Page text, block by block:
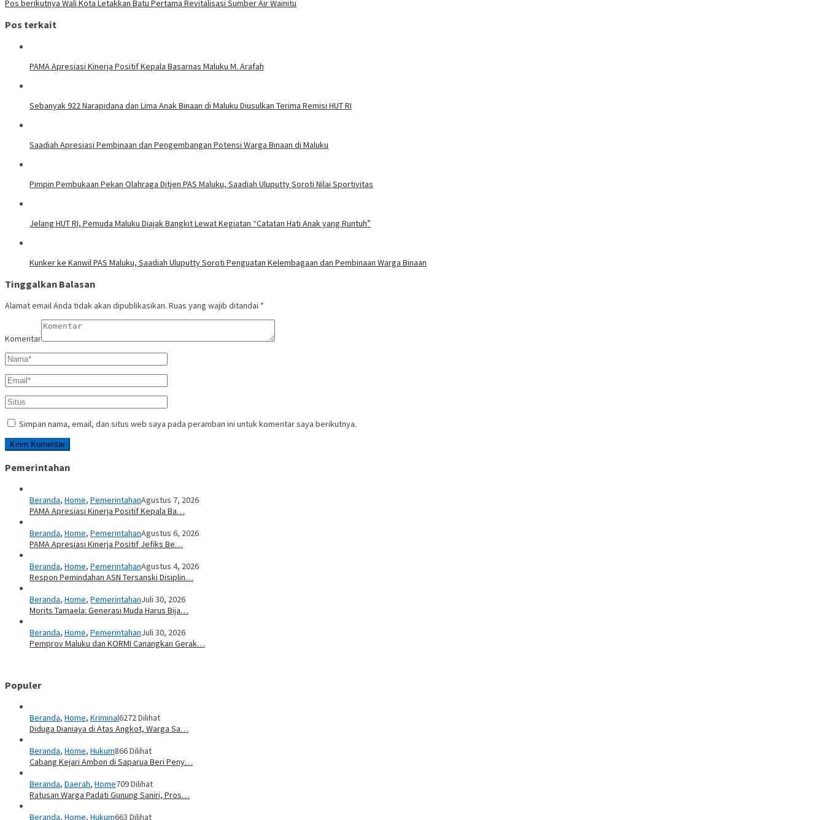
Pos berikutnya Wali Kota Letakkan Batu Pertama Revitalisasi Sumber Air Wainitu
Pos terkait
PAMA Apresiasi Kinerja Positif Kepala Basarnas Maluku M. Arafah
Sebanyak 922 Narapidana dan Lima Anak Binaan di Maluku Diusulkan Terima Remisi HUT RI
Saadiah Apresiasi Pembinaan dan Pengembangan Potensi Warga Binaan di Maluku
Pimpin Pembukaan Pekan Olahraga Ditjen PAS Maluku, Saadiah Uluputty Soroti Nilai Sportivitas
Jelang HUT RI, Pemuda Maluku Diajak Bangkit Lewat Kegiatan “Catatan Hati Anak yang Runtuh”
Kunker ke Kanwil PAS Maluku, Saadiah Uluputty Soroti Penguatan Kelembagaan dan Pembinaan Warga Binaan
Tinggalkan Balasan
Alamat email Anda tidak akan dipublikasikan. Ruas yang wajib ditandai *
Komentar
Simpan nama, email, dan situs web saya pada peramban ini untuk komentar saya berikutnya.
Pemerintahan
Beranda, Home, PemerintahanAgustus 7, 2026
PAMA Apresiasi Kinerja Positif Kepala Ba…
Beranda, Home, PemerintahanAgustus 6, 2026
PAMA Apresiasi Kinerja Positif Jefiks Be…
Beranda, Home, PemerintahanAgustus 4, 2026
Respon Pemindahan ASN Tersanski Disiplin…
Beranda, Home, PemerintahanJuli 30, 2026
Morits Tamaela: Generasi Muda Harus Bija…
Beranda, Home, PemerintahanJuli 30, 2026
Pemprov Maluku dan KORMI Canangkan Gerak…
Populer
Beranda, Home, Kriminal6272 Dilihat
Diduga Dianiaya di Atas Angkot, Warga Sa…
Beranda, Home, Hukum866 Dilihat
Cabang Kejari Ambon di Saparua Beri Peny…
Beranda, Daerah, Home709 Dilihat
Ratusan Warga Padati Gunung Saniri, Pros…
Beranda, Home, Hukum663 Dilihat